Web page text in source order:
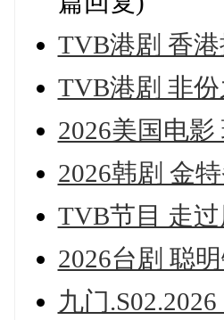
TVB港剧 香
TVB港剧 非
2026美国电
2026韩剧 金
TVB节目 走
2026台剧 聪
九门